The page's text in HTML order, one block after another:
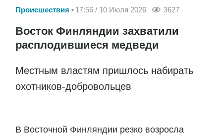
Происшествия 17:56 / 10 Июля 2026 3627
Восток Финляндии захватили
расплодившиеся медведи
Местным властям пришлось набирать
охотников-добровольцев
В Восточной Финляндии резко возросла